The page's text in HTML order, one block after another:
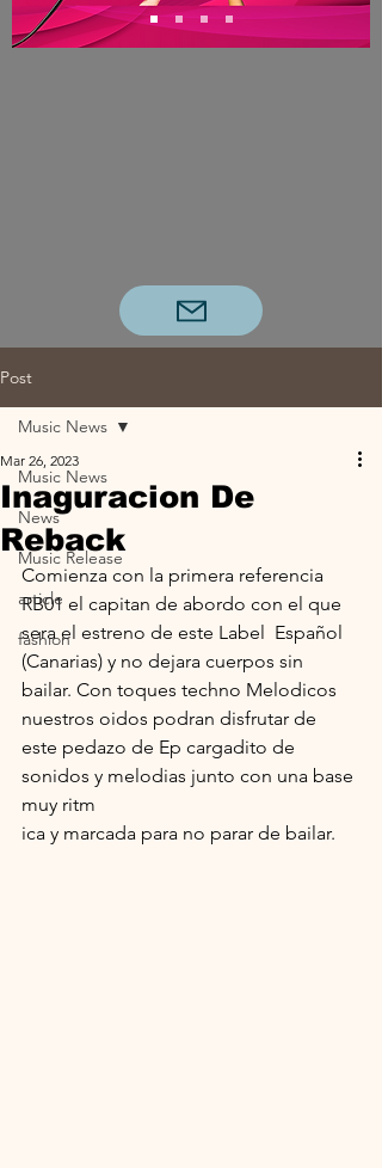
Post
Music News
News
Music Release
article
fashion
Music News
Inaguracion De
Reback
Mar 26, 2023
Comienza con la primera referencia
RB01 el capitan de abordo con el que
sera el estreno de este Label  Español
(Canarias) y no dejara cuerpos sin
bailar. Con toques techno Melodicos
nuestros oidos podran disfrutar de
este pedazo de Ep cargadito de
sonidos y melodias junto con una base
muy ritm
ica y marcada para no parar de bailar.